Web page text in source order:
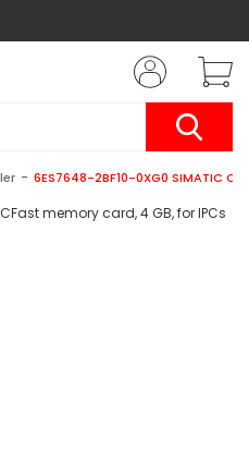
6ES7648-2BF10-0XG0 SIMATIC